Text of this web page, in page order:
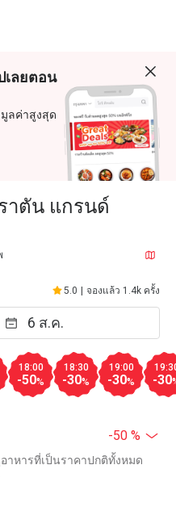
เลยตอน
ลค่าสูงสุด
าตัน แกรนด์
5.0 จองแล้ว 1.4k ครั้ง
18:00
-50%
18:30
-30%
19:00
-30% -30
-50 %
าหารที่เป็นราคาปกติทั้งหมด